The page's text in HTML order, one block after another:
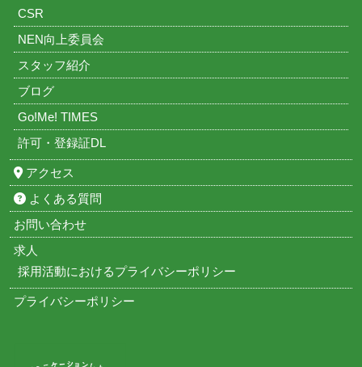
CSR
NEN向上委員会
スタッフ紹介
ブログ
Go!Me! TIMES
許可・登録証DL
アクセス
よくある質問
お問い合わせ
求人
採用活動におけるプライバシーポリシー
プライバシーポリシー